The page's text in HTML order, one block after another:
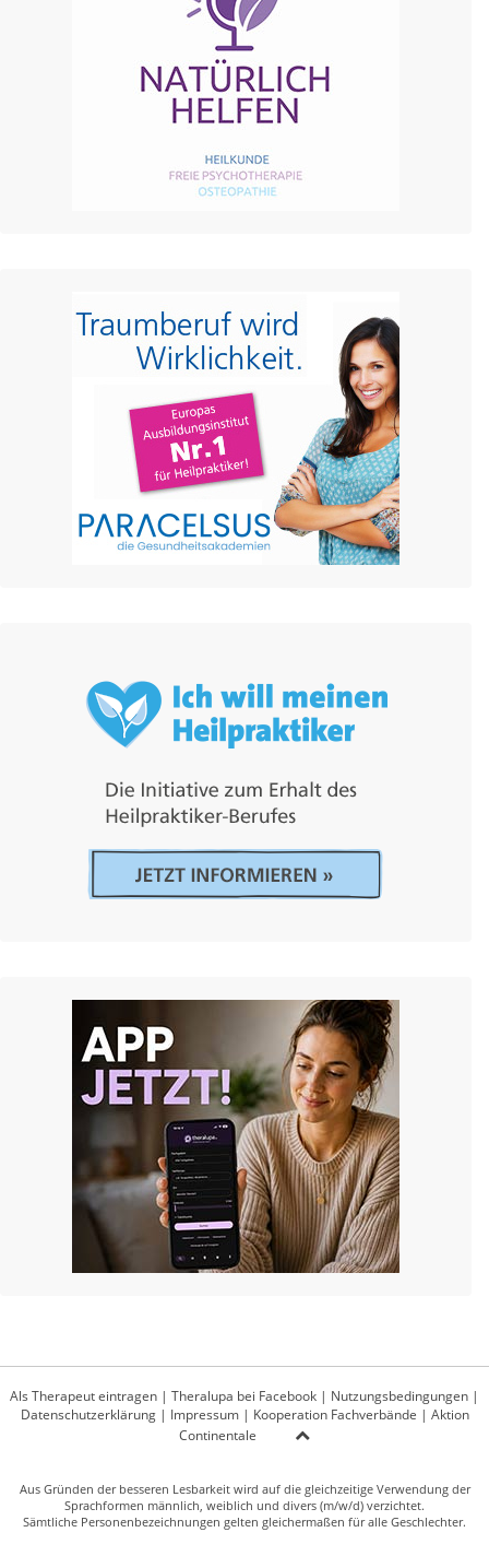
Als Therapeut eintragen | Theralupa bei Facebook | Nutzungsbedingungen |
Datenschutzerklärung| Impressum| Kooperation Fachverbände | Aktion
Continentale
Aus Gründen der besseren Lesbarkeit wird auf die gleichzeitige Verwendung der
Sprachformen männlich, weiblich und divers (m/w/d) verzichtet.
Sämtliche Personenbezeichnungen gelten gleichermaßen für alle Geschlechter.